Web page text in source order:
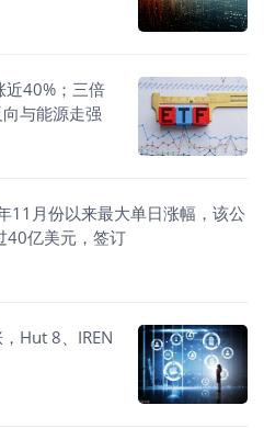
近40%；三倍
与能源走强
11月份以来最大单日涨幅，该公
40亿美元，签订
Hut 8、IREN